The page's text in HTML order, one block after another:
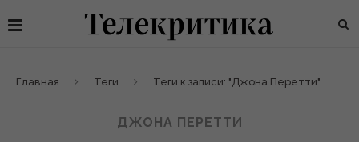
Главная Теги Теги к записи: "Джона Перетти"
ДЖОНА ПЕРЕТТИ